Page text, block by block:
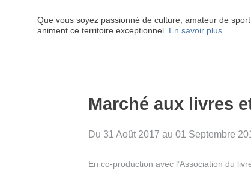
Que vous soyez passionné de culture, amateur de
animent ce territoire exceptionnel. En savoir plus...
Marché aux livres
Du 31 Août 2017 au 01 Septembre
En co-production avec l’Association du